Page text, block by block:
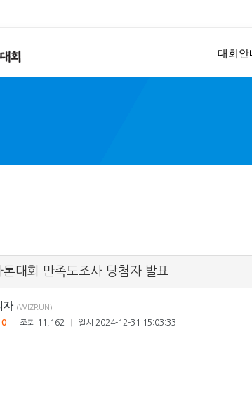
대회안
대회 만족도조사 당첨자 발표
자 (WIZRUN)
0 조회 11,162 일시 2024-12-31 15:03:33